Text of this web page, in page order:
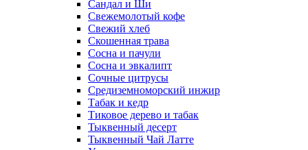
Сандал и Ши
Свежемолотый кофе
Свежий хлеб
Скошенная трава
Сосна и пачули
Сосна и эвкалипт
Сочные цитрусы
Средиземноморский инжир
Табак и кедр
Тиковое дерево и табак
Тыквенный десерт
Тыквенный Чай Латте